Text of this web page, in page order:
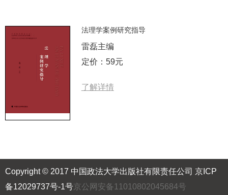
法理学案例研究指导
雷磊主编
定价：59元
了解详情
Copyright © 2017 中国政法大学出版社有限责任公司 京ICP
备12029737号-1号京公网安备11010802045684号